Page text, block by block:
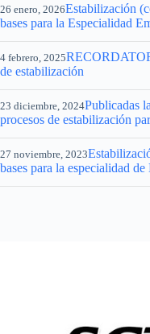
26 enero, 2026Estabilización
bases para la Especialidad
4 febrero, 2025
de estabilización
23 diciembre, 2024Publicadas
procesos de estabilización
27 noviembre, 2023
bases para la especialidad